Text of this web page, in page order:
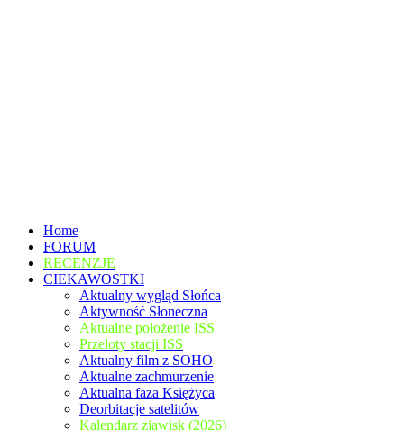
Home
FORUM
RECENZJE
CIEKAWOSTKI
Aktualny wygląd Słońca
Aktywność Słoneczna
Aktualne położenie ISS
Przeloty stacji ISS
Aktualny film z SOHO
Aktualne zachmurzenie
Aktualna faza Księżyca
Deorbitacje satelitów
Kalendarz zjawisk (2026)